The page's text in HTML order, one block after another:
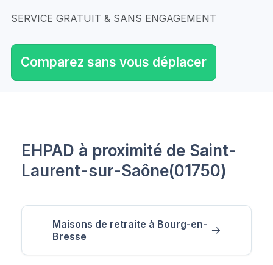
SERVICE GRATUIT & SANS ENGAGEMENT
Comparez sans vous déplacer
EHPAD à proximité de Saint-
Laurent-sur-Saône(01750)
Maisons de retraite à Bourg-en-
Bresse